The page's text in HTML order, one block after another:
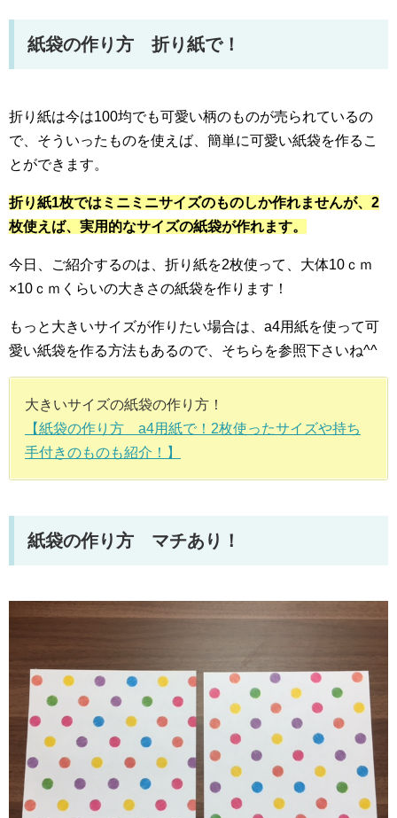
紙袋の作り方 折り紙で！
折り紙は今は100均でも可愛い柄のものが売られているの
で、そういったものを使えば、簡単に可愛い紙袋を作るこ
とができます。
折り紙1枚ではミニミニサイズのものしか作れませんが、2
枚使えば、実用的なサイズの紙袋が作れます。
今日、ご紹介するのは、折り紙を2枚使って、大体10ｃｍ
×10ｃｍくらいの大きさの紙袋を作ります！
もっと大きいサイズが作りたい場合は、a4用紙を使って可
愛い紙袋を作る方法もあるので、そちらを参照下さいね^^
大きいサイズの紙袋の作り方！
【紙袋の作り方 a4用紙で！2枚使ったサイズや持ち
手付きのものも紹介！】
紙袋の作り方 マチあり！